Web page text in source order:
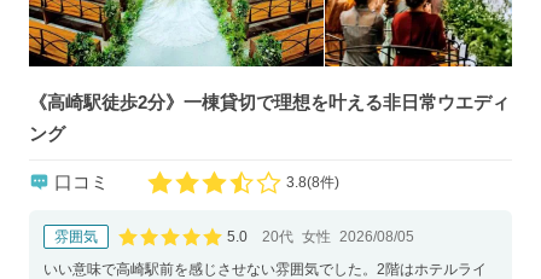
《高崎駅徒歩2分》一棟貸切で理想を叶える非日常ウエディ
ング
口コミ 口コミ評価
3.8(8件)
雰囲気
口コミ評価
5.0 20代 女性
2026/08/05
いい意味で高崎駅前を感じさせない雰囲気でした。2階はホテルライ